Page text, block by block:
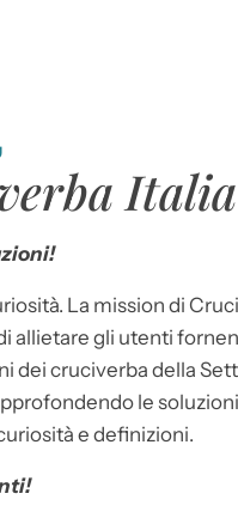
Italia
La mission di
allietare gli utenti
dei cruciverba della
le
e definizioni.